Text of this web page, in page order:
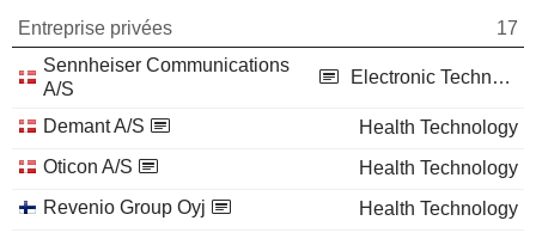
Entreprise privées
17
Sennheiser Communications
A/S
Electronic Technology
Demant A/S
Health Technology
Oticon A/S
Health Technology
Revenio Group Oyj
Health Technology